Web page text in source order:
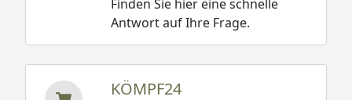
Finden Sie hier eine schnelle
Antwort auf Ihre Frage.
KÖMPF24